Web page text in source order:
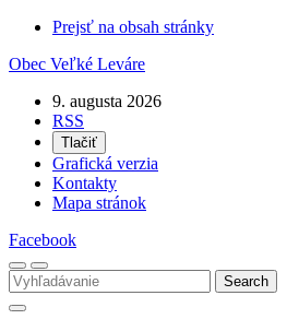
Prejsť na obsah stránky
Obec Veľké Leváre
9. augusta 2026
RSS
Tlačiť
Grafická verzia
Kontakty
Mapa stránok
Facebook